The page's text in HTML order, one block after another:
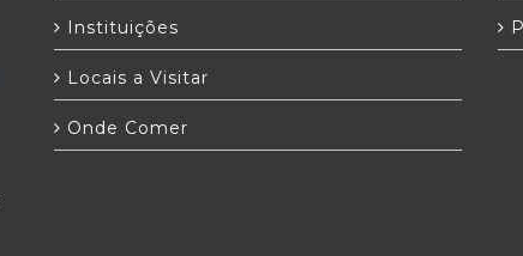
Instituições
Locais a Visitar
Onde Comer